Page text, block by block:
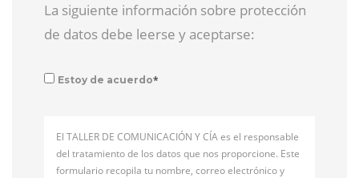
La siguiente información sobre protección
de datos debe leerse y aceptarse:
Estoy de acuerdo*
El TALLER DE COMUNICACIÓN Y CÍA es el responsable
del tratamiento de los datos que nos proporcione. Este
formulario recopila tu nombre, correo electrónico y